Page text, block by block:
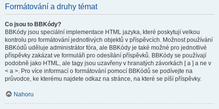
Formátování a druhy témat
Co jsou to BBKódy?
BBKódy jsou speciální implementace HTML jazyka, které poskytují velkou
kontrolu pro formátování jednotlivých objektů v příspěvcích. Možnost používání
BBKódů uděluje administrátor fóra, ale BBKódy je také možné pro jednotlivé
příspěvky zakázat ve formuláři pro odesílání příspěvků. BBKódy se používají
podobně jako HTML, ale tagy jsou uzavřeny v hranatých závorkách [ a ] a ne v
< a >. Pro více informací o formátování pomocí BBKódů se podívejte na
průvodce, ke kterému najdete odkaz na stránce, na které se píší příspěvky.
Nahoru